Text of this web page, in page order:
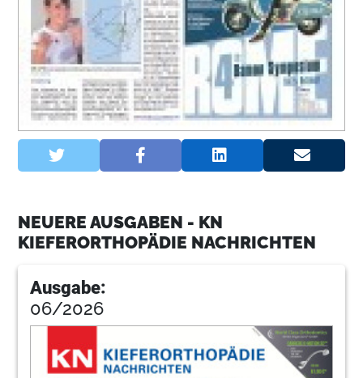
NEUERE AUSGABEN - KN
KIEFERORTHOPÄDIE NACHRICHTEN
Ausgabe:
06/2026